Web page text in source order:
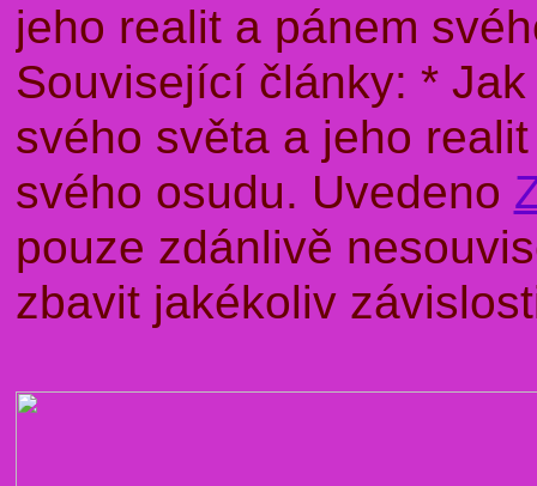
jeho realit a pánem
Související články: *
svého světa a jeho
svého osudu. Uvedeno
pouze zdánlivě
zbavit jakékoliv